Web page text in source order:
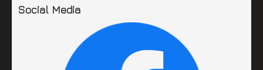
Social Media